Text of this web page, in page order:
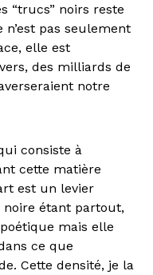
“trucs” noirs reste
n’est pas seulement
elle est
des milliards de
notre
consiste à
cette matière
est un levier
noire étant partout,
mais elle
ce que
Cette densité, je la